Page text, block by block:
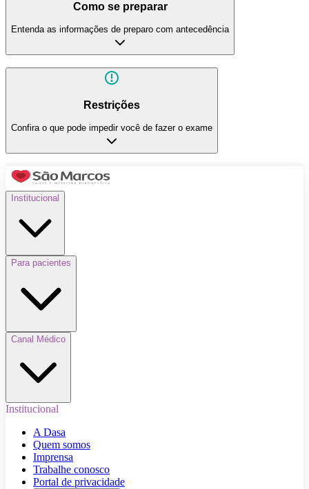
Como se preparar
Entenda as informações de preparo com antecedência
Restrições
Confira o que pode impedir você de fazer o exame
Institucional
Para pacientes
Canal Médico
Institucional
A Dasa
Quem somos
Imprensa
Trabalhe conosco
Portal de privacidade